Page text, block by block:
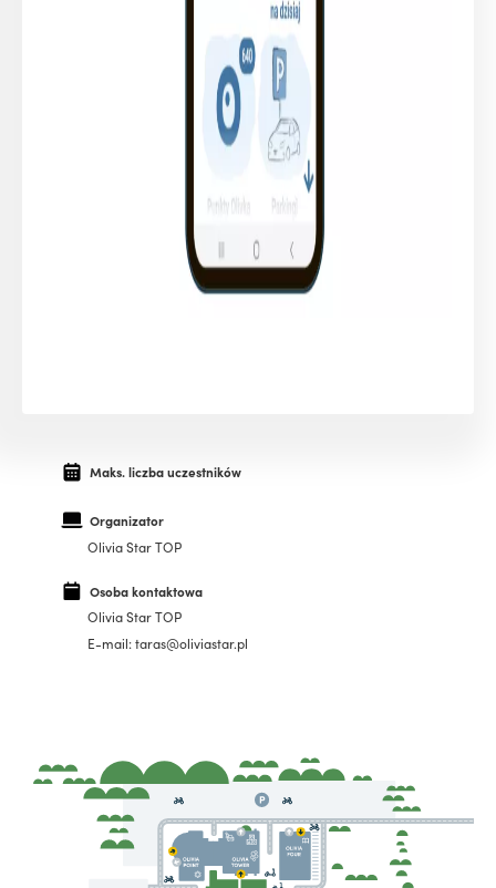
Maks. liczba uczestników
Organizator
Olivia Star TOP
Osoba kontaktowa
Olivia Star TOP
E-mail: taras@oliviastar.pl